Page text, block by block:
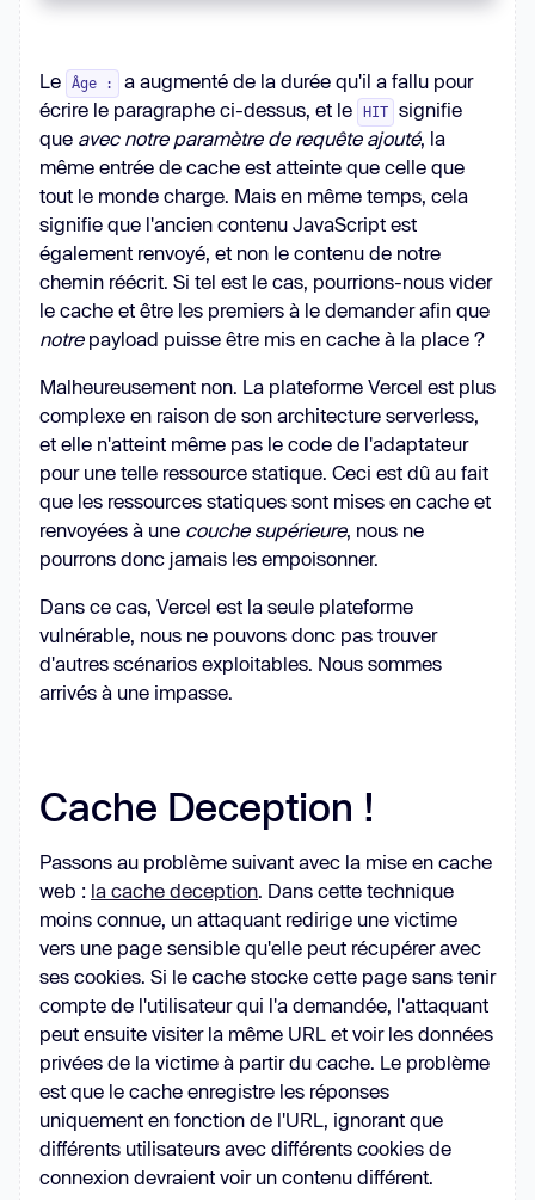
Le Âge :
a augmenté de la durée qu'il a fallu pour
écrire le paragraphe ci-dessus, et le
HIT
signifie
que avec notre paramètre de requête ajouté, la
même entrée de cache est atteinte que celle que
tout le monde charge. Mais en même temps, cela
signifie que l'ancien contenu JavaScript est
également renvoyé, et non le contenu de notre
chemin réécrit. Si tel est le cas, pourrions-nous vider
le cache et être les premiers à le demander afin que
notrepayload puisse être mis en cache à la place ?
Malheureusement non. La plateforme Vercel est plus
complexe en raison de son architecture serverless,
et elle n'atteint même pas le code de l'adaptateur
pour une telle ressource statique. Ceci est dû au fait
que les ressources statiques sont mises en cache et
renvoyées à une couche supérieure, nous ne
pourrons donc jamais les empoisonner.
Dans ce cas, Vercel est la seule plateforme
vulnérable, nous ne pouvons donc pas trouver
d'autres scénarios exploitables. Nous sommes
arrivés à une impasse.
Cache Deception !
Passons au problème suivant avec la mise en cache
web : la cache deception. Dans cette technique
moins connue, un attaquant redirige une victime
vers une page sensible qu'elle peut récupérer avec
ses cookies. Si le cache stocke cette page sans tenir
compte de l'utilisateur qui l'a demandée, l'attaquant
peut ensuite visiter la même URL et voir les données
privées de la victime à partir du cache. Le problème
est que le cache enregistre les réponses
uniquement en fonction de l'URL, ignorant que
différents utilisateurs avec différents cookies de
connexion devraient voir un contenu différent.